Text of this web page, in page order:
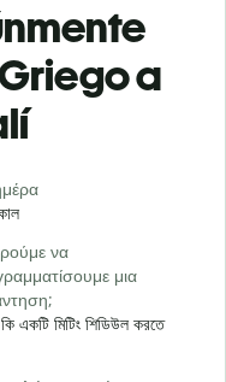
a
να
μια
একটি মিটিং শিডিউল করতে